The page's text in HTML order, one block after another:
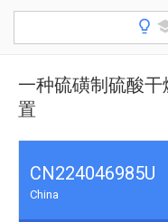
一种硫磺制硫酸
置
CN224046985U
China